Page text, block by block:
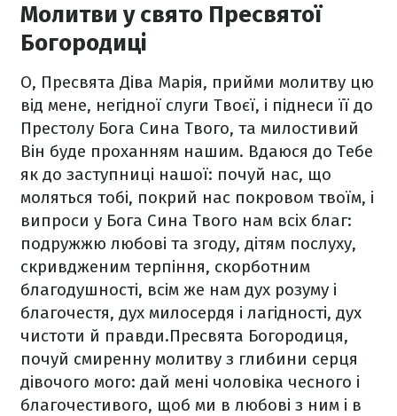
Молитви у свято Пресвятої
Богородиці
О, Пресвята Діва Марія, прийми молитву цю
від мене, негідної слуги Твоєї, і піднеси її до
Престолу Бога Сина Твого, та милостивий
Він буде проханням нашим. Вдаюся до Тебе
як до заступниці нашої: почуй нас, що
моляться тобі, покрий нас покровом твоїм, і
випроси у Бога Сина Твого нам всіх благ:
подружжю любові та згоду, дітям послуху,
скривдженим терпіння, скорботним
благодушності, всім же нам дух розуму і
благочестя, дух милосердя і лагідності, дух
чистоти й правди.Пресвята Богородиця,
почуй смиренну молитву з глибини серця
дівочого мого: дай мені чоловіка чесного і
благочестивого, щоб ми в любові з ним і в